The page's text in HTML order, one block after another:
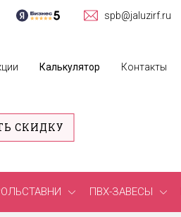
spb@jaluzirf.ru
Калькулятор Контакты
СКИДКУ
ПВХ-ЗАВЕСЫ